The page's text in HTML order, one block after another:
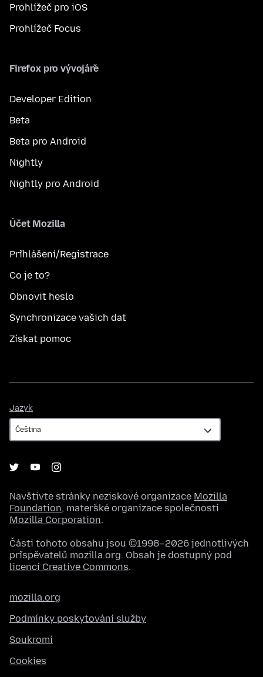
Prohlížeč pro iOS
Prohlížeč Focus
Firefox pro vývojáře
Developer Edition
Beta
Beta pro Android
Nightly
Nightly pro Android
Účet Mozilla
Přihlášení/Registrace
Co je to?
Obnovit heslo
Synchronizace vašich dat
Získat pomoc
Jazyk
Navštivte stránky neziskové organizace Mozilla
Foundation, mateřské organizace společnosti
Mozilla Corporation.
Části tohoto obsahu jsou ©1998–2026 jednotlivých
přispěvatelů mozilla.org. Obsah je dostupný pod
licencí Creative Commons.
mozilla.org
Podmínky poskytování služby
Soukromí
Cookies